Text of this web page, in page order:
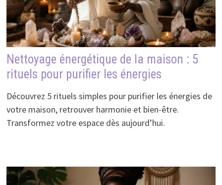
Nettoyage énergétique de la maison : 5
rituels pour purifier les énergies
Découvrez 5 rituels simples pour purifier les énergies de
votre maison, retrouver harmonie et bien-être.
Transformez votre espace dès aujourd’hui.